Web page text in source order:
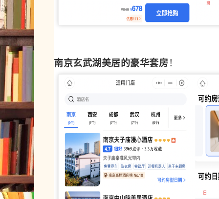
南京玄武湖美居的豪华套房！